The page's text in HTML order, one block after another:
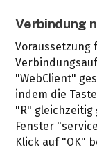
Verbindung
"WebClient"
indem die
"R"
Fenster
Klick auf "OK"